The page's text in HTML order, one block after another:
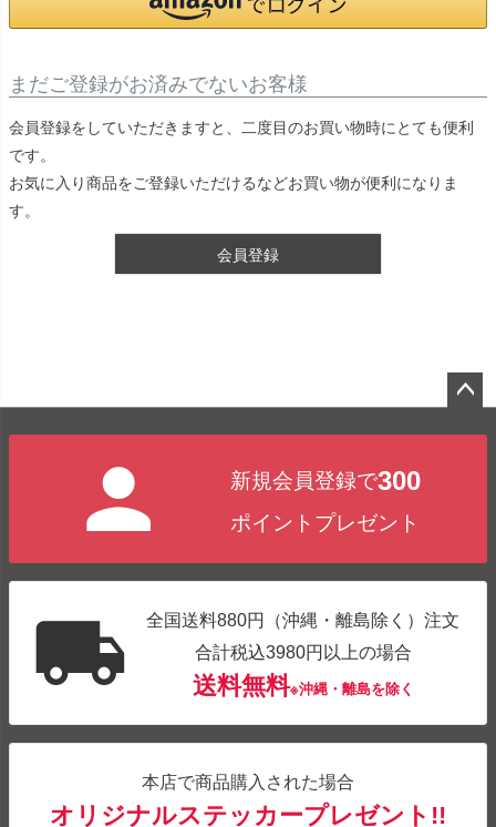
まだご登録がお済みでないお客様
会員登録をしていただきますと、二度目のお買い物時にとても便利
です。
お気に入り商品をご登録いただけるなどお買い物が便利になりま
す。
会員登録
新規会員登録で300
ポイントプレゼント
全国送料880円（沖縄・離島除く）注文
合計税込3980円以上の場合
送料無料※沖縄・離島を除く
本店で商品購入された場合
オリジナルステッカープレゼント!!